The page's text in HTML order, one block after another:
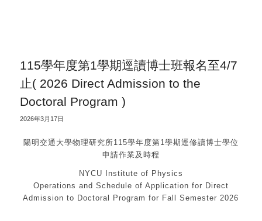
115學年度第1學期逕讀博士班報名至4/7
止( 2026 Direct Admission to the
Doctoral Program )
2026年3月17日
陽明交通大學物理研究所115學年度第1學期逕修讀博士學位
申請作業及時程
NYCU Institute of Physics
Operations and Schedule of Application for Direct
Admission to Doctoral Program for Fall Semester 2026